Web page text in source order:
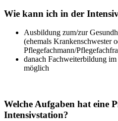
Wie kann ich in der
Ausbildung zum/zur
(ehemals Krankenschwester
Pflegefachmann/
danach Fachweiterbildung
möglich
Welche Aufgaben hat eine
Intensivstation?